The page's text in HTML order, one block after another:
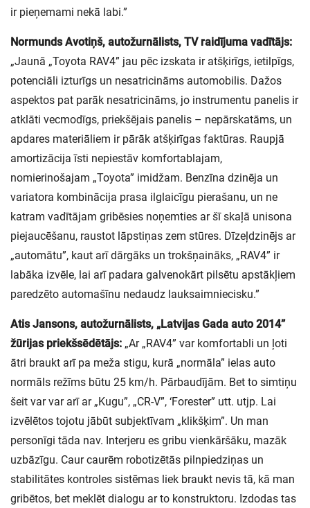
ir pieņemami nekā labi.”
Normunds Avotiņš, autožurnālists, TV raidījuma vadītājs:
„Jaunā „Toyota RAV4” jau pēc izskata ir atšķirīgs, ietilpīgs,
potenciāli izturīgs un nesatricināms automobilis. Dažos
aspektos pat parāk nesatricināms, jo instrumentu panelis ir
atklāti vecmodīgs, priekšējais panelis – nepārskatāms, un
apdares materiāliem ir pārāk atšķirīgas faktūras. Raupjā
amortizācija īsti nepiestāv komfortablajam,
nomierinošajam „Toyota” imidžam. Benzīna dzinēja un
variatora kombinācija prasa ilglaicīgu pierašanu, un ne
katram vadītājam gribēsies noņemties ar šī skaļā unisona
piejaucēšanu, raustot lāpstiņas zem stūres. Dīzeļdzinējs ar
„automātu”, kaut arī dārgāks un trokšņaināks, „RAV4” ir
labāka izvēle, lai arī padara galvenokārt pilsētu apstākļiem
paredzēto automašīnu nedaudz lauksaimniecisku.”
Atis Jansons, autožurnālists, „Latvijas Gada auto 2014”
žūrijas priekšsēdētājs: „Ar „RAV4” var komfortabli un ļoti
ātri braukt arī pa meža stigu, kurā „normāla” ielas auto
normāls režīms būtu 25 km/h. Pārbaudījām. Bet to simtiņu
šeit var var arī ar „Kugu”, „CR-V”, ‘Forester” utt. utjp. Lai
izvēlētos tojotu jābūt subjektīvam „klikšķim”. Un man
personīgi tāda nav. Interjeru es gribu vienkāršāku, mazāk
uzbāzīgu. Caur caurēm robotizētās pilnpiedziņas un
stabilitātes kontroles sistēmas liek braukt nevis tā, kā man
gribētos, bet meklēt dialogu ar to konstruktoru. Izdodas tas